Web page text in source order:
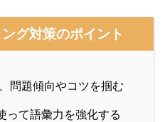
グ対策のポイント
問題傾向やコツを掴む
って語彙力を強化する